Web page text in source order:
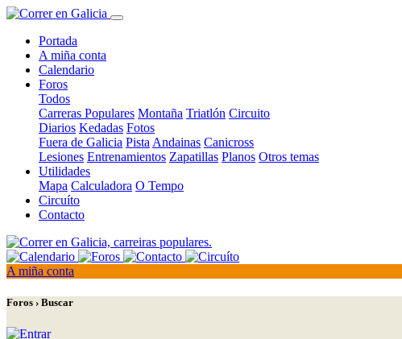
Portada
A miña conta
Calendario
Foros
Todos
Carreras Populares Montaña Triatlón Circuito
Diarios Kedadas Fotos
Fuera de Galicia Pista Andainas Canicross
Lesiones Entrenamientos Zapatillas Planos Otros temas
Utilidades
Mapa Calculadora O Tempo
Circuíto
Contacto
A miña conta
Foros › Buscar